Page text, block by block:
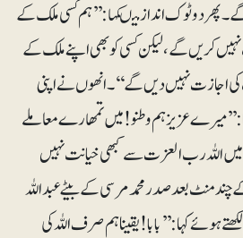
پھر دوٹوک انداز میںکہا: ’’ہم کسی ملک کے
کریں گے ، لیکن کسی کو بھی اپنے ملک کے
اجازت نہیں دیں گے ‘‘۔ انھوں نے اپنی
میرے عزیز ہم وطنو! میں تمھارے معاملے
اللہ رب العزت سے کبھی خیانت نہیں
منٹ بعد صدر محمد مرسی کے بیٹے عبد اللہ
ہوئے کہا : ’’ بابا! یقینا ہم صرف اللہ کی